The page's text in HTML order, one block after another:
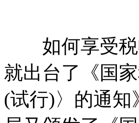
如何享受税
就出台了《国
(试行)〉的通知